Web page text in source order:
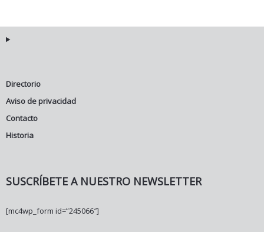
Directorio
Aviso de privacidad
Contacto
Historia
SUSCRÍBETE A NUESTRO NEWSLETTER
[mc4wp_form id=”245066″]